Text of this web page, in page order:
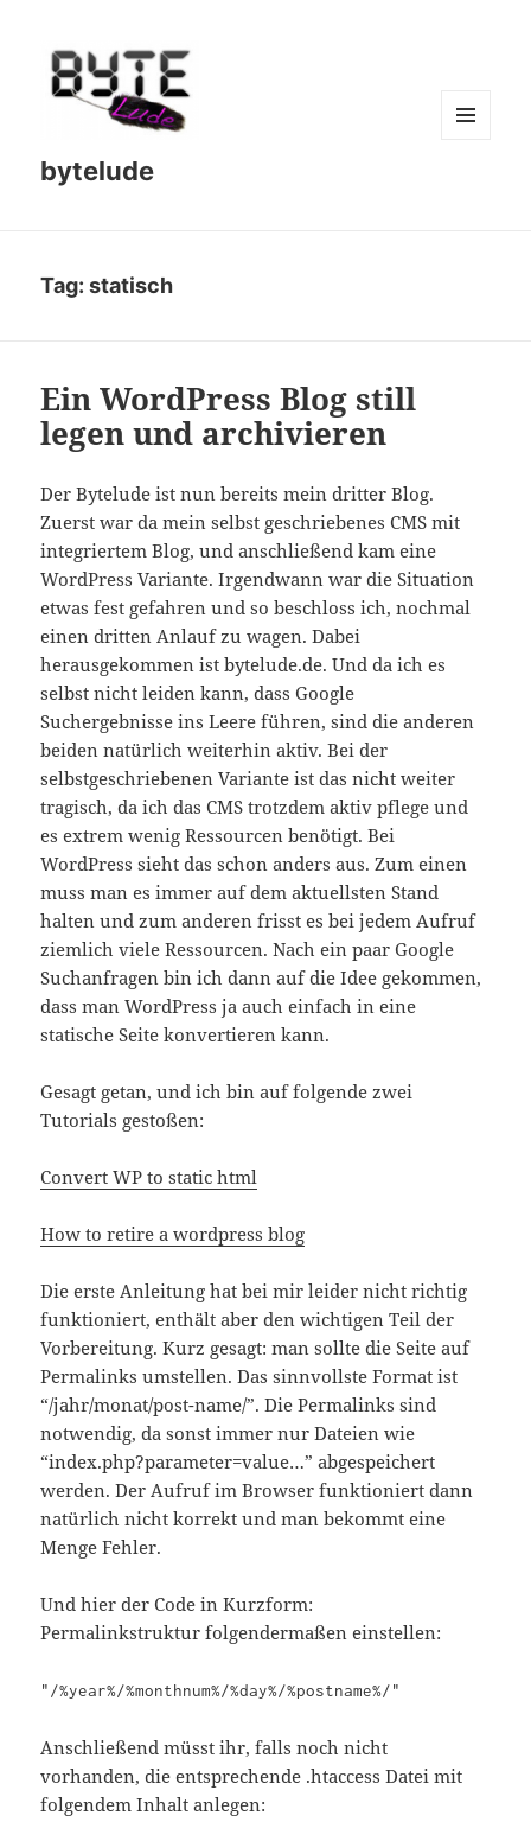
bytelude
Tag:statisch
Ein WordPress Blog still
legen und archivieren
Der Bytelude ist nun bereits mein dritter Blog.
Zuerst war da mein selbst geschriebenes CMS mit
integriertem Blog, und anschließend kam eine
WordPress Variante. Irgendwann war die Situation
etwas fest gefahren und so beschloss ich, nochmal
einen dritten Anlauf zu wagen. Dabei
herausgekommen ist bytelude.de. Und da ich es
selbst nicht leiden kann, dass Google
Suchergebnisse ins Leere führen, sind die anderen
beiden natürlich weiterhin aktiv. Bei der
selbstgeschriebenen Variante ist das nicht weiter
tragisch, da ich das CMS trotzdem aktiv pflege und
es extrem wenig Ressourcen benötigt. Bei
WordPress sieht das schon anders aus. Zum einen
muss man es immer auf dem aktuellsten Stand
halten und zum anderen frisst es bei jedem Aufruf
ziemlich viele Ressourcen. Nach ein paar Google
Suchanfragen bin ich dann auf die Idee gekommen,
dass man WordPress ja auch einfach in eine
statische Seite konvertieren kann.
Gesagt getan, und ich bin auf folgende zwei
Tutorials gestoßen:
Convert WP to static html
How to retire a wordpress blog
Die erste Anleitung hat bei mir leider nicht richtig
funktioniert, enthält aber den wichtigen Teil der
Vorbereitung. Kurz gesagt: man sollte die Seite auf
Permalinks umstellen. Das sinnvollste Format ist
“/jahr/monat/post-name/”. Die Permalinks sind
notwendig, da sonst immer nur Dateien wie
“index.php?parameter=value…” abgespeichert
werden. Der Aufruf im Browser funktioniert dann
natürlich nicht korrekt und man bekommt eine
Menge Fehler.
Und hier der Code in Kurzform:
Permalinkstruktur folgendermaßen einstellen:
"/%year%/%monthnum%/%day%/%postname%/"
Anschließend müsst ihr, falls noch nicht
vorhanden, die entsprechende .htaccess Datei mit
folgendem Inhalt anlegen: